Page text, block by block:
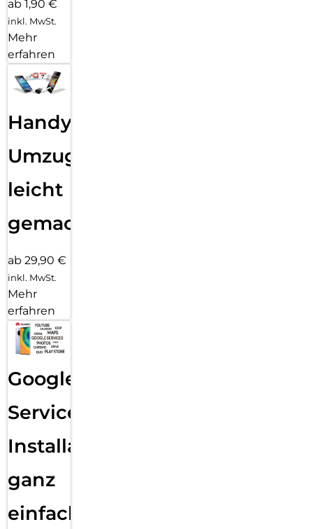
ab 1,90 €
inkl. MwSt.
Mehr
erfahren
Handy
Umzug
leicht
gemacht!
ab 29,90 €
inkl. MwSt.
Mehr
erfahren
Google
Services
Installation
ganz
einfach